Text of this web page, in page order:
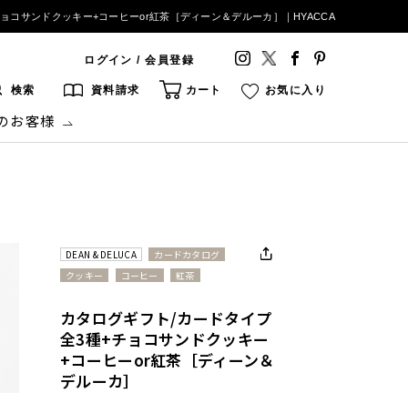
コサンドクッキー+コーヒーor紅茶［ディーン＆デルーカ］｜HYACCA
ログイン / 会員登録
検索 資料請求 カート お気に入り
お客様
DEAN & DELUCA
カードカタログ
クッキー
コーヒー 紅茶
カタログギフト/カードタイプ
全3種+チョコサンドクッキー
+コーヒーor紅茶［ディーン＆
デルーカ］